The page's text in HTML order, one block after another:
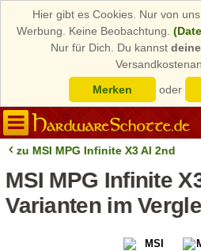
Hier gibt es Cookies. Nur von
Werbung. Keine Beobachtung.
Nur für Dich. Du kannst
Merken
oder
zu MSI MPG Infinite X3 AI 2nd
MSI MPG Infinite
Varianten im